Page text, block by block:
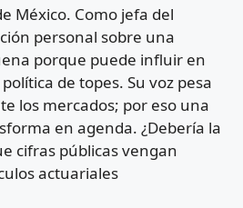
México. Como jefa del
personal sobre una
porque puede influir en
de topes. Su voz pesa
los mercados; por eso una
en agenda. ¿Debería la
cifras públicas vengan
actuariales